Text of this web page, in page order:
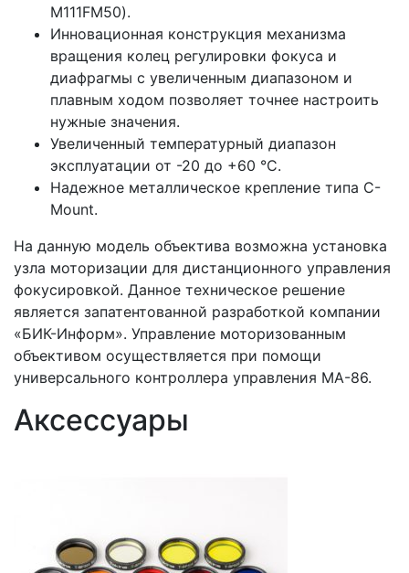
M111FM50).
Инновационная конструкция механизма
вращения колец регулировки фокуса и
диафрагмы с увеличенным диапазоном и
плавным ходом позволяет точнее настроить
нужные значения.
Увеличенный температурный диапазон
эксплуатации от -20 до +60 °C.
Надежное металлическое крепление типа C-
Mount.
На данную модель объектива возможна установка
узла моторизации для дистанционного управления
фокусировкой. Данное техническое решение
является запатентованной разработкой компании
«БИК-Информ». Управление моторизованным
объективом осуществляется при помощи
универсального контроллера управления MA-86.
Аксессуары